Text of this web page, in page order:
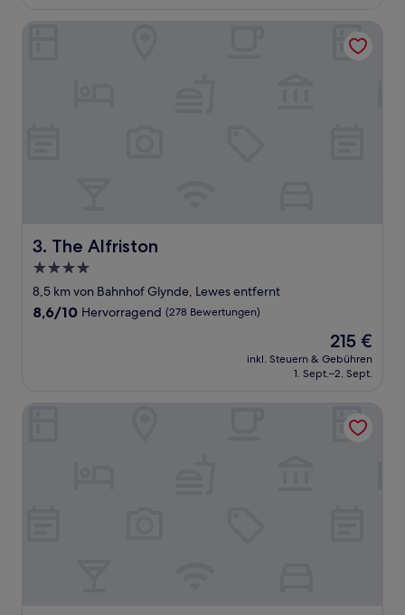
Bewertungen)
3. The Alfriston
The Alfriston
4.0-
Sterne-
Unterkunft
8,5 km von Bahnhof Glynde, Lewes entfernt
8.6
8,6/10 Hervorragend (278 Bewertungen)
Der
Preis
beträgt
215 €
inkl. Steuern & Gebühren
1. Sept.–2. Sept.